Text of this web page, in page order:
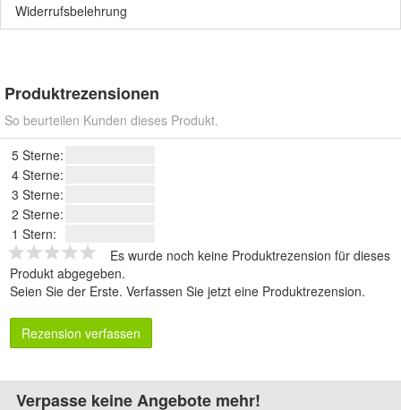
Widerrufsbelehrung
Produktrezensionen
So beurteilen Kunden dieses Produkt.
5 Sterne:
4 Sterne:
3 Sterne:
2 Sterne:
1 Stern:
Es wurde noch keine Produktrezension für dieses
Produkt abgegeben.
Seien Sie der Erste. Verfassen Sie jetzt eine Produktrezension.
Rezension verfassen
Verpasse keine Angebote mehr!